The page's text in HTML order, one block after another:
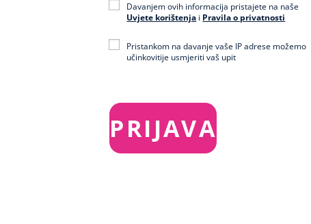
Davanjem ovih informacija pristajete na naše
Uvjete korištenja i Pravila o privatnosti
Pristankom na davanje vaše IP adrese možemo
učinkovitije usmjeriti vaš upit